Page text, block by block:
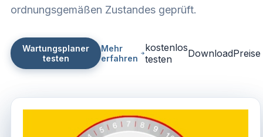
ordnungsgemäßen Zustandes geprüft.
Wartungsplaner
testen
Mehr
erfahren
kostenlos
testen
DownloadPreise